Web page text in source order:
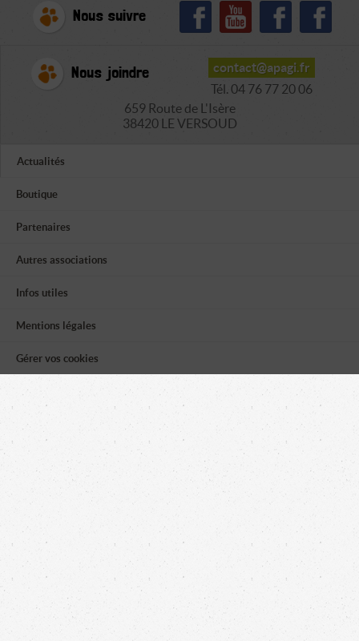
Nous suivre
Nous joindre
contact@apagi.fr
Tél. 04 76 77 20 06
659 Route de L'Isère
38420 LE VERSOUD
Actualités
Boutique
Partenaires
Autres associations
Infos utiles
Mentions légales
Gérer vos cookies